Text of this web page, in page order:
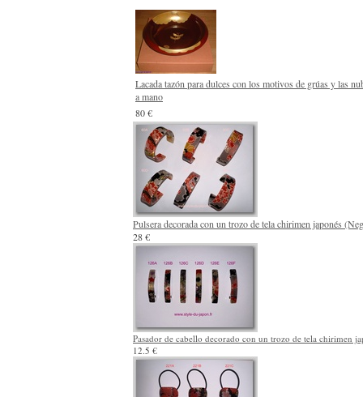
Lacada tazón para dulces con los motivos de grúas y las
a mano
80 €
Pulsera decorada con un trozo de tela chirimen japonés
28 €
Pasador de cabello decorado con un trozo de tela chirimen
12.5 €